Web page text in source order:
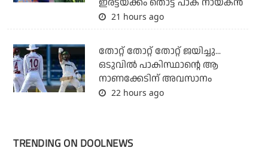
ഇരട്ടയക്കം തൊട്ട് പാക് നായകന്‍
21 hours ago
തോറ്റ് തോറ്റ് തോറ്റ് ജയിച്ചു...
ഒടുവില്‍ പാകിസ്ഥാന്റെ ആ
നാണക്കേടിന് അവസാനം
22 hours ago
TRENDING ON DOOLNEWS